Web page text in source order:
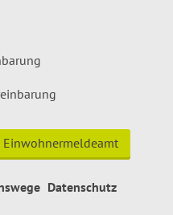
Einwohnermeldeamt
Datenschutz